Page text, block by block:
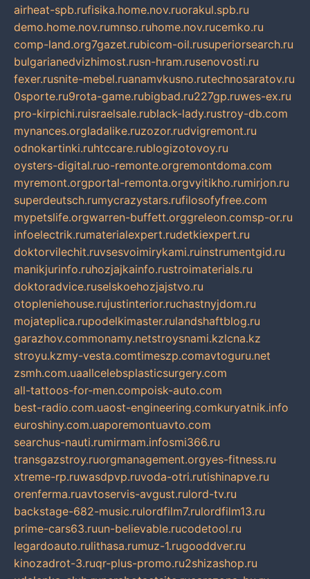
airheat-spb.rufisika.home.nov.ruorakul.spb.ru
demo.home.nov.rumnso.ruhome.nov.rucemko.ru
comp-land.org7gazet.rubicom-oil.rusuperiorsearch.ru
bulgarianedvizhimost.rusn-hram.rusenovosti.ru
fexer.rusnite-mebel.ruanamvkusno.rutechnosaratov.ru
0sporte.ru9rota-game.rubigbad.ru227gp.ruwes-ex.ru
pro-kirpichi.ruisraelsale.rublack-lady.rustroy-db.com
mynances.orgladalike.ruzozor.rudvigremont.ru
odnokartinki.ruhtccare.rublogizotovoy.ru
oysters-digital.ruo-remonte.orgremontdoma.com
myremont.orgportal-remonta.orgvyitikho.rumirjon.ru
superdeutsch.rumycrazystars.rufilosofyfree.com
mypetslife.orgwarren-buffett.orggreleon.comsp-or.ru
infoelectrik.rumaterialexpert.rudetkiexpert.ru
doktorvilechit.ruvsesvoimirykami.ruinstrumentgid.ru
manikjurinfo.ruhozjajkainfo.rustroimaterials.ru
doktoradvice.ruselskoehozjajstvo.ru
otopleniehouse.rujustinterior.ruchastnyjdom.ru
mojateplica.rupodelkimaster.rulandshaftblog.ru
garazhov.commonamy.netstroysnami.kzlcna.kz
stroyu.kzmy-vesta.comtimeszp.comavtoguru.net
zsmh.com.uaallcelebsplasticsurgery.com
all-tattoos-for-men.compoisk-auto.com
best-radio.com.uaost-engineering.comkuryatnik.info
euroshiny.com.uaporemontuavto.com
searchus-nauti.rumirmam.infosmi366.ru
transgazstroy.ruorgmanagement.orgyes-fitness.ru
xtreme-rp.ruwasdpvp.ruvoda-otri.rutishinapve.ru
orenferma.ruavtoservis-avgust.rulord-tv.ru
backstage-682-music.rulordfilm7.rulordfilm13.ru
prime-cars63.ruun-believable.rucodetool.ru
legardoauto.rulithasa.rumuz-1.rugooddver.ru
kinozadrot-3.ruqr-plus-promo.ru2shizashop.ru